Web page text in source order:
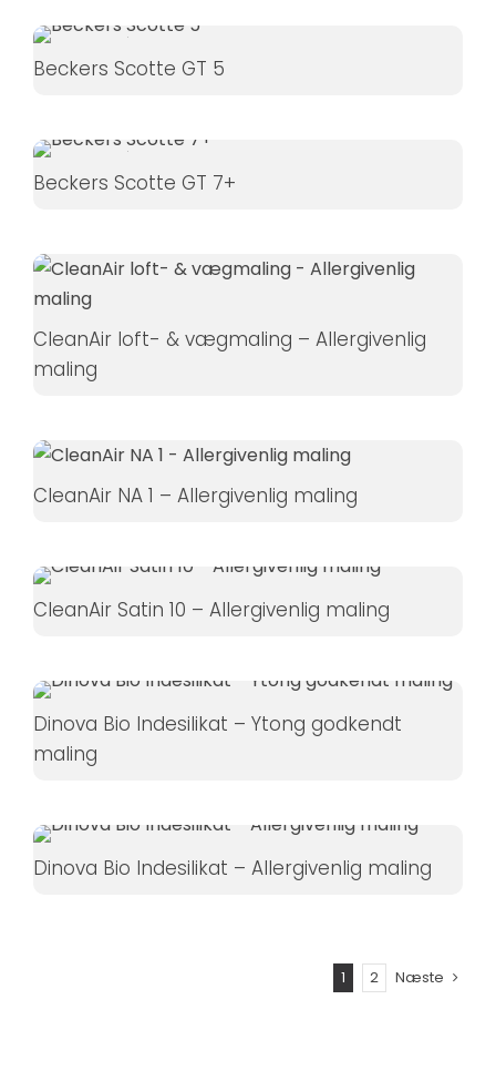
Beckers Scotte GT 5
Beckers Scotte GT 7+
CleanAir loft- & vægmaling – Allergivenlig
maling
CleanAir NA 1 – Allergivenlig maling
CleanAir Satin 10 – Allergivenlig maling
Dinova Bio Indesilikat – Ytong godkendt
maling
Dinova Bio Indesilikat – Allergivenlig maling
1 2 Næste
nægter disse
cookies,
funktioner fra
hjemmesiden.
Marketing
Ved at
interesser
og
besøger
vores side,
for at se
personligt
tilbud.